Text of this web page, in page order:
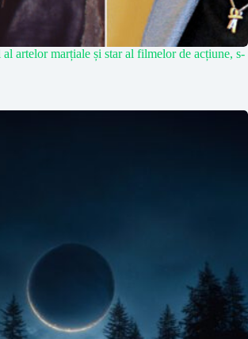
artelor marțiale și star al filmelor de acțiune, s-